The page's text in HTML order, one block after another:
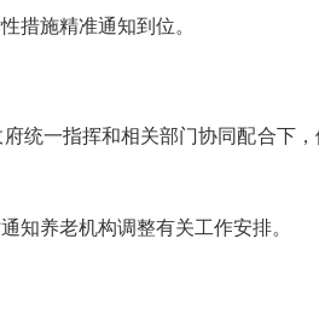
措施精准通知到位。
一指挥和相关部门协同配合下
养老机构调整有关工作安排。